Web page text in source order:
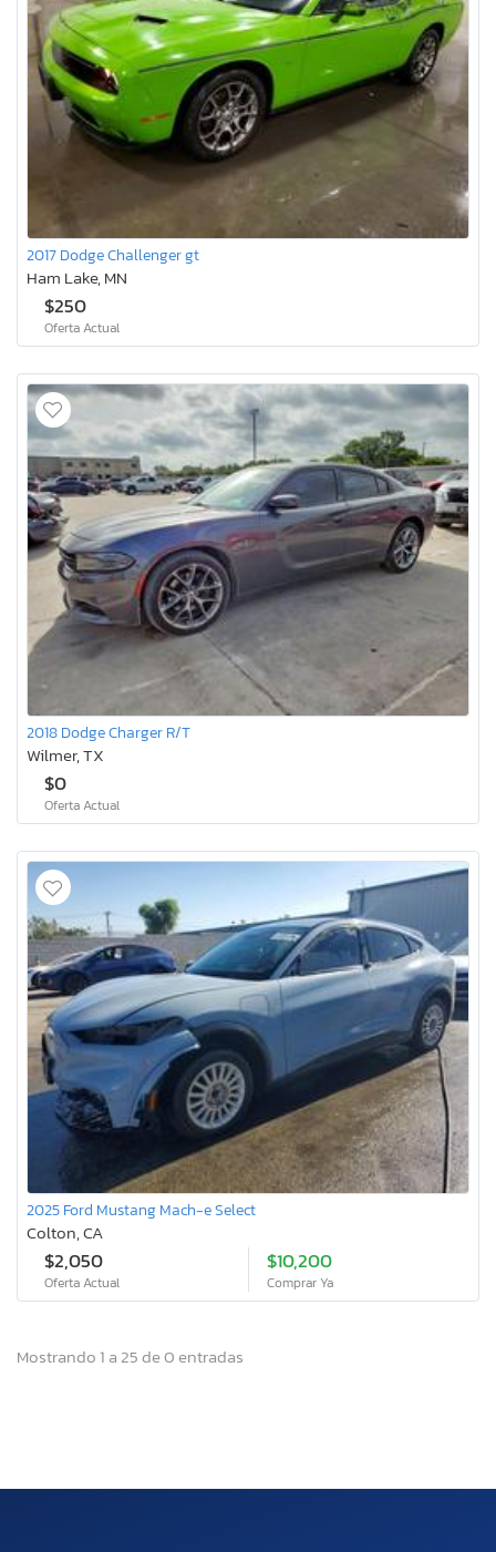
2017 Dodge Challenger gt
Ham Lake, MN
$250
Oferta Actual
2018 Dodge Charger R/T
Wilmer, TX
$0
Oferta Actual
2025 Ford Mustang Mach-e Select
Colton, CA
$2,050
Oferta Actual
$10,200
Comprar Ya
Mostrando 1 a 25 de 0 entradas